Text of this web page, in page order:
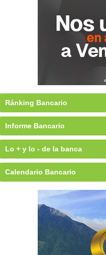
Ránking Bancario
Informe Bancario
Lo + y lo - de la banca
Calendario Bancario